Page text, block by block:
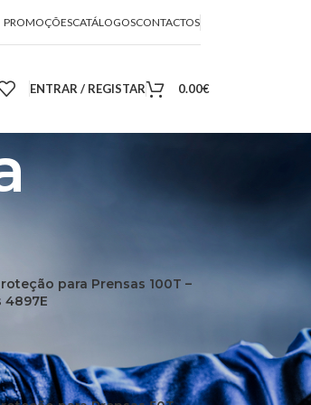
PROMOÇÕESCATÁLOGOSCONTACTOS
ENTRAR / REGISTAR 0.00€
para Prensas 100T –